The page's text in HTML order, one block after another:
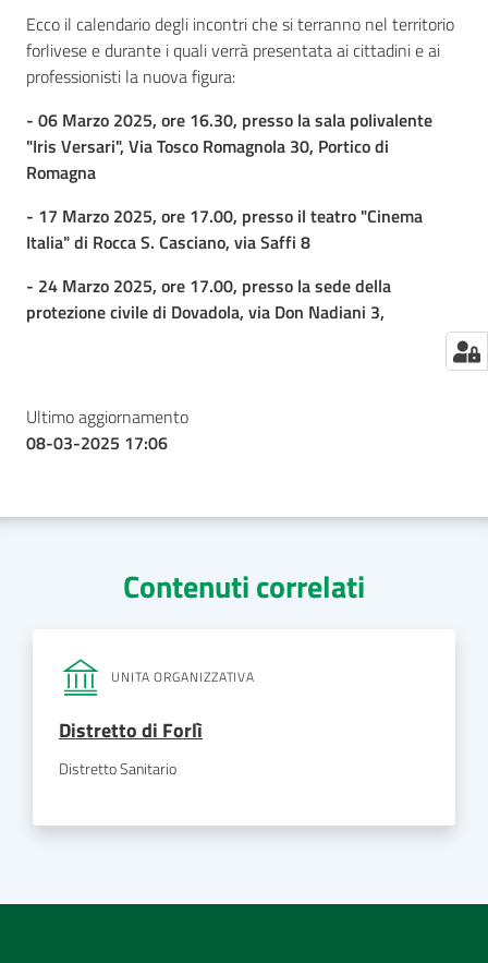
Ecco il calendario degli incontri che si terranno nel territorio
forlivese e durante i quali verrà presentata ai cittadini e ai
professionisti la nuova figura:
- 06 Marzo 2025, ore 16.30, presso la sala polivalente
"Iris Versari", Via Tosco Romagnola 30, Portico di
Romagna
- 17 Marzo 2025, ore 17.00, presso il teatro "Cinema
Italia" di Rocca S. Casciano, via Saffi 8
- 24 Marzo 2025, ore 17.00, presso la sede della
protezione civile di Dovadola, via Don Nadiani 3,
Ultimo aggiornamento
08-03-2025 17:06
Contenuti correlati
UNITA ORGANIZZATIVA
Distretto di Forlì
Distretto Sanitario